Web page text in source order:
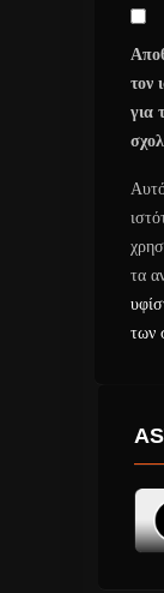
τον
για
τα
των